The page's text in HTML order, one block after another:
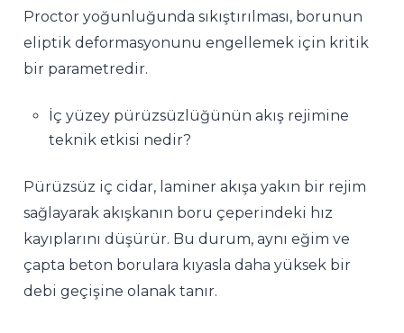
Proctor yoğunluğunda sıkıştırılması, borunun
eliptik deformasyonunu engellemek için kritik
bir parametredir.
İç yüzey pürüzsüzlüğünün akış rejimine
teknik etkisi nedir?
Pürüzsüz iç cidar, laminer akışa yakın bir rejim
sağlayarak akışkanın boru çeperindeki hız
kayıplarını düşürür. Bu durum, aynı eğim ve
çapta beton borulara kıyasla daha yüksek bir
debi geçişine olanak tanır.